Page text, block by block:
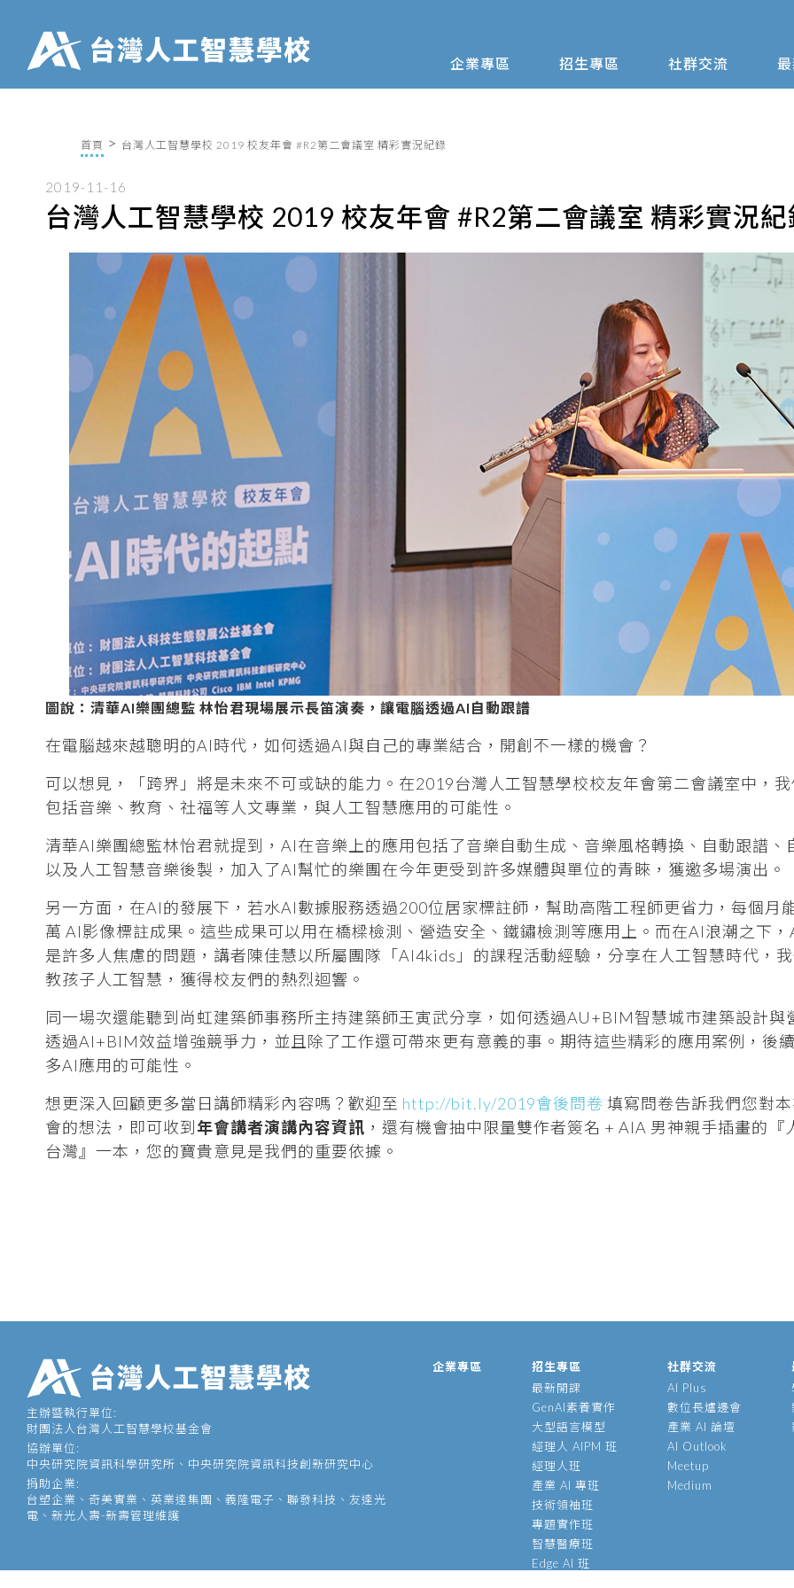
企業專區 招生專區 社群交流
首頁 台灣人工智慧學校 2019 校友年會 #R2第二會議室 精彩實況紀錄
2019-11-16
台灣人工智慧學校 2019 校友年會 #R2第二會議室 精彩實況
圖說：清華AI樂團總監 林怡君現場展示長笛演奏，讓電腦透過AI自動跟譜
在電腦越來越聰明的AI時代，如何透過AI與自己的專業結合，開創不一樣的機會？
可以想見，「跨界」將是未來不可或缺的能力。在2019台灣人工智慧學校校友年會第二會議室中，
包括音樂、教育、社福等人文專業，與人工智慧應用的可能性。
清華AI樂團總監林怡君就提到，AI在音樂上的應用包括了音樂自動生成、音樂風格轉換、自動跟譜、
以及人工智慧音樂後製，加入了AI幫忙的樂團在今年更受到許多媒體與單位的青睞，獲邀多場演出。
另一方面，在AI的發展下，若水AI數據服務透過200位居家標註師，幫助高階工程師更省力，每個月
萬 AI影像標註成果。這些成果可以用在橋樑檢測、營造安全、鐵鏽檢測等應用上。而在AI浪潮之下
是許多人焦慮的問題，講者陳佳慧以所屬團隊「AI4kids」的課程活動經驗，分享在人工智慧時代，
教孩子人工智慧，獲得校友們的熱烈迴響。
同一場次還能聽到尚虹建築師事務所主持建築師王寅武分享，如何透過AU+BIM智慧城市建築設計與
透過AI+BIM效益增強競爭力，並且除了工作還可帶來更有意義的事。期待這些精彩的應用案例，後
多AI應用的可能性。
想更深入回顧更多當日講師精彩內容嗎？歡迎至 http://bit.ly/2019會後問卷 填寫問卷告訴我們您對
會的想法，即可收到 年會講者演講內容資訊 ，還有機會抽中限量雙作者簽名 + AIA 男神親手插畫的『
台灣』一本，您的寶貴意見是我們的重要依據。
主辦暨執行單位:
財團法人台灣人工智慧學校基金會
協辦單位:
中央研究院資訊科學研究所、中央研究院資訊科技創新研究中心
捐助企業:
台塑企業、奇美實業、英業達集團、義隆電子、聯發科技、友達光
電、新光人壽-新壽管理維護
企業專區
招生專區
最新開課
GenAI素養實作
大型語言模型
經理人 AIPM 班
經理人班
產業 AI 專班
技術領袖班
專題實作班
智慧醫療班
Edge AI 班
社群交流
AI Plus
數位長爐邊會
產業 AI 論壇
AI Outlook
Meetup
Medium